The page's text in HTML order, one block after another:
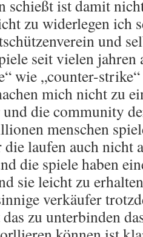
schießt ist damit
zu widerlegen ich
und
seit vielen jahren
wie „counter-
mich nicht zu
die community
menschen
laufen auch nicht
die spiele haben
sie leicht zu
verkäufer
zu unterbinden